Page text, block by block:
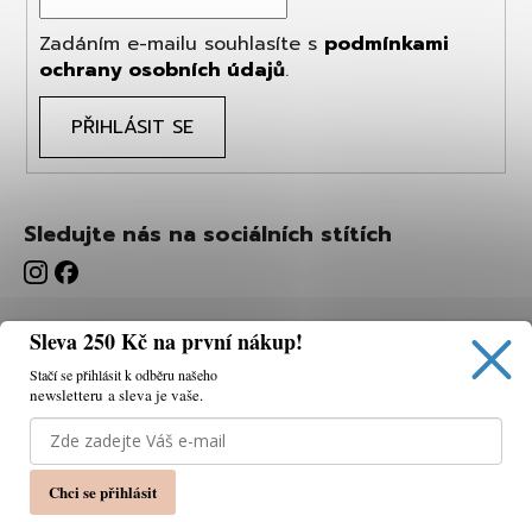
Používáme cookies, abychom vám umožnili pohodlné
prohlížení webu a díky analýze webu neustále zlepšovat
jeho funkce, výkon a použitelnost.
Zadáním e-mailu souhlasíte s podmínkami
ochrany osobních údajů.
PŘIHLÁSIT SE
Sledujte nás na sociálních stítích
Sleva 250 Kč na první nákup!
Stačí se přihlásit k odběru našeho
newsletteru a sleva je vaše.
Chci se přihlásit